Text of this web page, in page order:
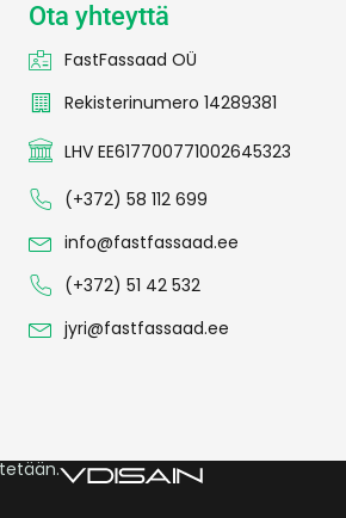
Ota yhteyttä
FastFassaad OÜ
Rekisterinumero 14289381
LHV EE617700771002645323
(+372) 58 112 699
info@fastfassaad.ee
(+372) 51 42 532
jyri@fastfassaad.ee